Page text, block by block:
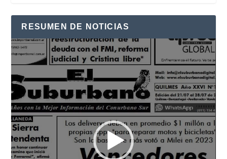
RESUMEN DE NOTICIAS
Reproductor
de
vídeo